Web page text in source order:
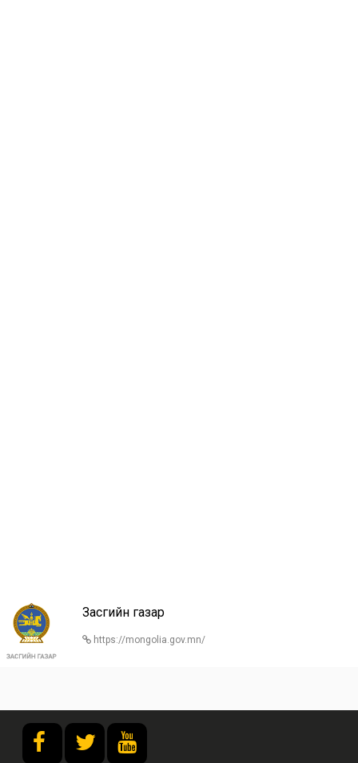
Засгийн газар
https://mongolia.gov.mn/